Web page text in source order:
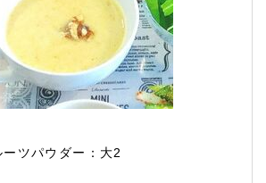
ーツパウダー：大2